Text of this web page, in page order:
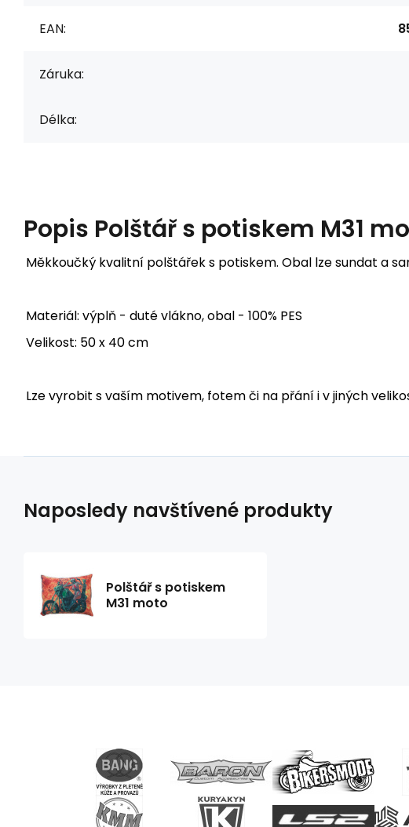
EAN:
Záruka:
Délka:
Popis Polštář s potiskem M31
Měkkoučký kvalitní polštářek s potiskem. Obal lze sundat a
Materiál: výplň - duté vlákno, obal - 100% PES
Velikost: 50 x 40 cm
Lze vyrobit s vaším motivem, fotem či na přání i v jiných
Naposledy navštívené produkty
Polštář s potiskem
M31 moto